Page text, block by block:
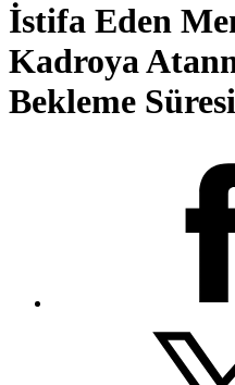
İstifa Eden
Kadroya
Bekleme